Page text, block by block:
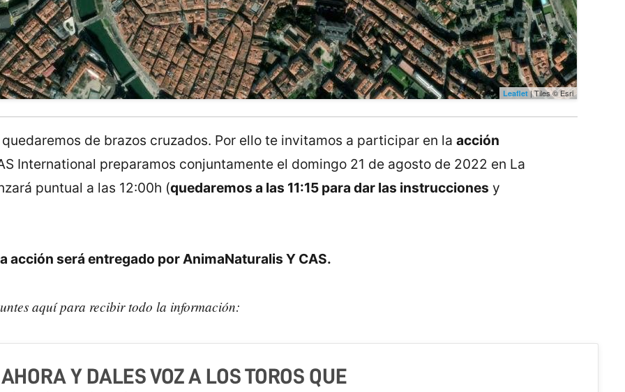
Leaflet| Tiles © Esri
de brazos cruzados. Por ello te invitamos a participar en la acción
International preparamos conjuntamente el domingo 21 de agosto de 2022 en La
puntual a las 12:00h (quedaremos a las 11:15 para dar las instrucciones y
acción será entregado por AnimaNaturalis Y CAS.
aquí para recibir todo la información:
Y DALES VOZ A LOS TOROS QUE